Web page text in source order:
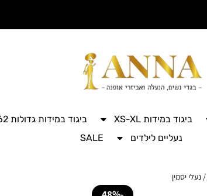
ביגוד במידות XS-XL
ביגוד במידות גדולות 42-62
נעליים לילדים
SALE
/ נעלי יסמין